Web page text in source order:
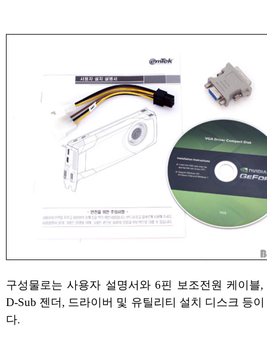
구성물로는 사용자 설명서와 6핀 보조전원 케이블
D-Sub 젠더, 드라이버 및 유틸리티 설치 디스크 등
다.